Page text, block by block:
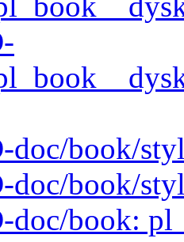
doc/book/
doc/book/
doc/book: